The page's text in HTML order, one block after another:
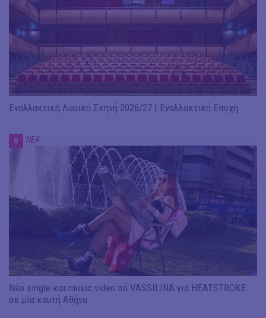
Εναλλακτική Λυρική Σκηνή 2026/27 | Εναλλακτική Εποχή
# ΝΕΑ
Νέο single και music video πό VASSIŁINA για HEATSTROKE
σε μία καυτή Αθήνα